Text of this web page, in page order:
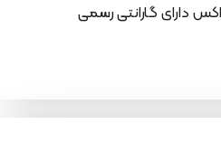
دارای گارانتی رسمی